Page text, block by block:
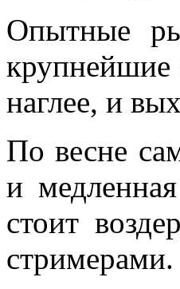
Опытные
крупнейшие
наглее, и
По весне
и
стоит
стримерами.